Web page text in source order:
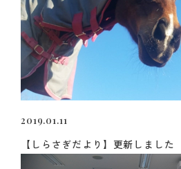
2019.01.11
【しらさぎだより】更新しました